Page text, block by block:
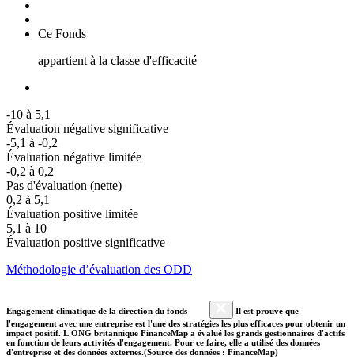
Ce Fonds
appartient à la classe d'efficacité
-10 à 5,1
Évaluation négative significative
-5,1 à -0,2
Évaluation négative limitée
-0,2 à 0,2
Pas d'évaluation (nette)
0,2 à 5,1
Évaluation positive limitée
5,1 à 10
Évaluation positive significative
Méthodologie d’évaluation des ODD
Engagement climatique de la direction du fonds
Il est prouvé que
l'engagement avec une entreprise est l'une des stratégies les plus efficaces pour obtenir un
impact positif. L'ONG britannique FinanceMap a évalué les grands gestionnaires d'actifs
en fonction de leurs activités d'engagement. Pour ce faire, elle a utilisé des données
d'entreprise et des données externes.(Source des données : FinanceMap)